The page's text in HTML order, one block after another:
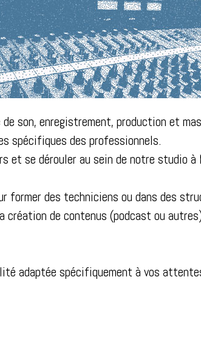
son, enregistrement, production et
spécifiques des professionnels.
et se dérouler au sein de notre studio
former des techniciens ou dans des
de contenus (podcast ou
adaptée spécifiquement à vos